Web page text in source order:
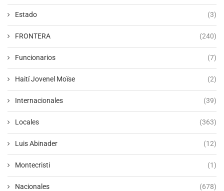
Estado (3)
FRONTERA (240)
Funcionarios (7)
Haití Jovenel Moïse (2)
Internacionales (39)
Locales (363)
Luis Abinader (12)
Montecristi (1)
Nacionales (678)